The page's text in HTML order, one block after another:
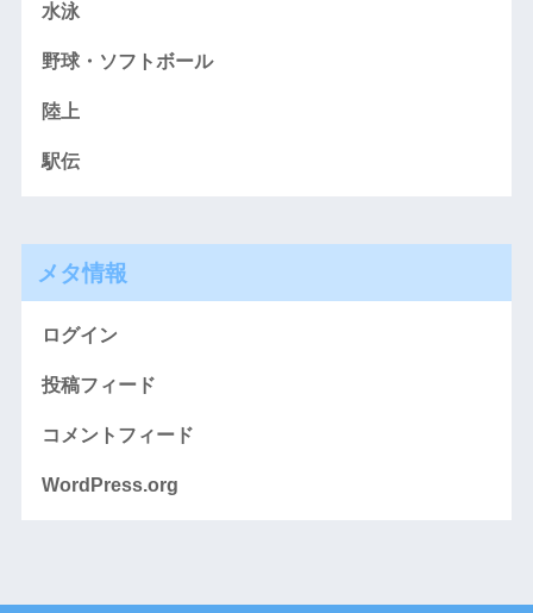
水泳
野球・ソフトボール
陸上
駅伝
メタ情報
ログイン
投稿フィード
コメントフィード
WordPress.org